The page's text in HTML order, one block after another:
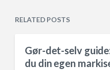
td
RELATED POSTS
Gør-det-selv
du din egen